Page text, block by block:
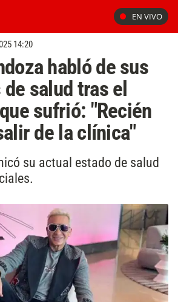
EN VIVO
14:20
habló de sus
salud tras el
sufrió: "Recién
de la clínica"
su actual estado de salud